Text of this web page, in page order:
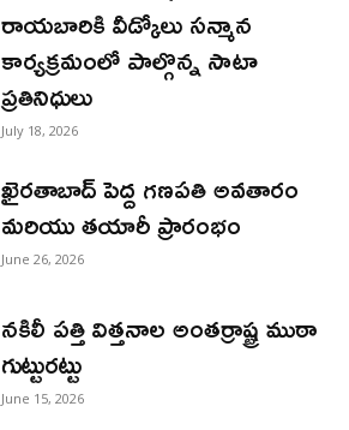
రాయబారికి వీడ్కోలు సన్మాన
కార్యక్రమంలో పాల్గొన్న సాటా
ప్రతినిధులు
July 18, 2026
ఖైరతాబాద్ పెద్ద గణపతి అవతారం
మరియు తయారీ ప్రారంభం
June 26, 2026
నకిలీ పత్తి విత్తనాల అంతర్రాష్ట్ర ముఠా
గుట్టురట్టు
June 15, 2026